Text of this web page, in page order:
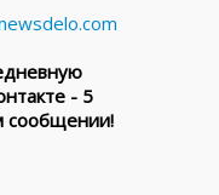
- 5
сообщении!